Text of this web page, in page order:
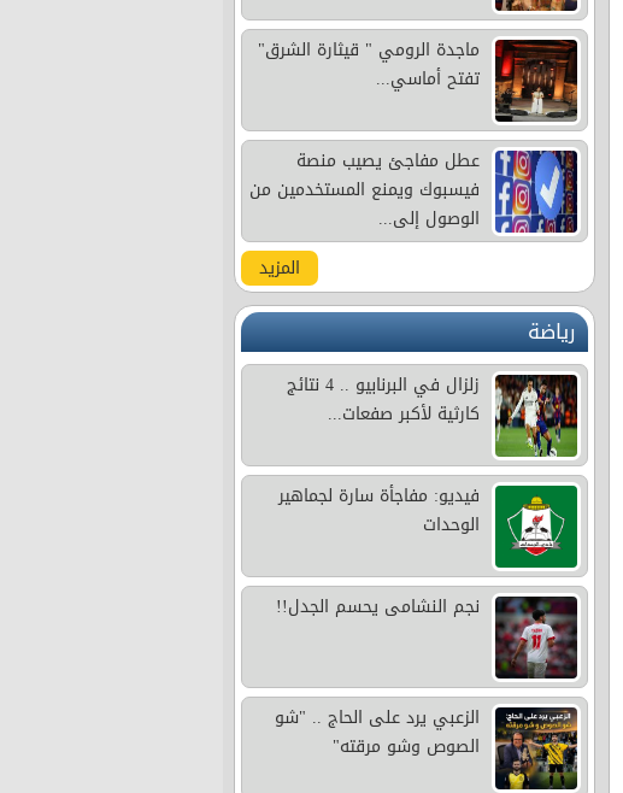
ماجدة الرومي " قيثارة الشرق"
تفتح أماسي...
عطل مفاجئ يصيب منصة
فيسبوك ويمنع المستخدمين من
الوصول إلى...
المزيد
رياضة
زلزال في البرنابيو .. 4 نتائج
كارثية لأكبر صفعات...
فيديو: مفاجأة سارة لجماهير
الوحدات
نجم النشامى يحسم الجدل!!
الزعبي يرد على الحاج .. "شو
الصوص وشو مرقته"